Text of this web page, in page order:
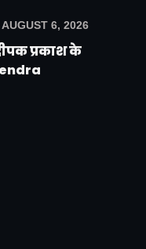
AUGUST 6, 2026
प्रकाश के